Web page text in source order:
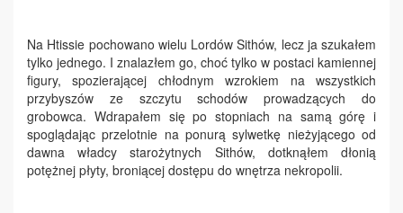
Na Htissie pochowano wielu Lordów Sithów, lecz ja szukałem
tylko jednego. I znalazłem go, choć tylko w postaci kamiennej
figury, spozierającej chłodnym wzrokiem na wszystkich
przybyszów ze szczytu schodów prowadzących do
grobowca. Wdrapałem się po stopniach na samą górę i
spoglądając przelotnie na ponurą sylwetkę nieżyjącego od
dawna władcy starożytnych Sithów, dotknąłem dłonią
potężnej płyty, broniącej dostępu do wnętrza nekropolii.